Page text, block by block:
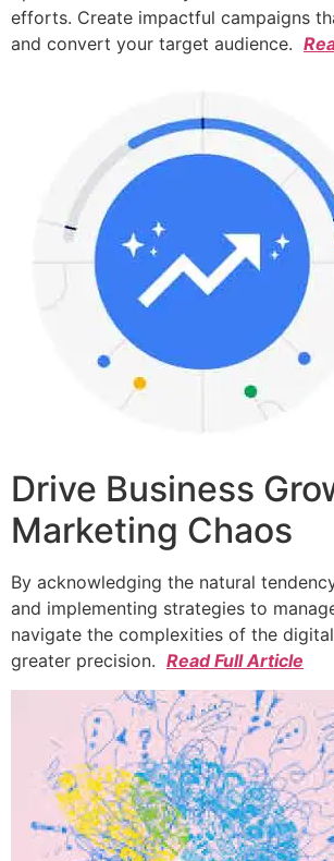
efforts. Create impactful campaigns
and convert your target audience.
Drive Business
Marketing Chaos
By acknowledging the natural
and implementing strategies to
navigate the complexities of the
greater precision. Read Full Article